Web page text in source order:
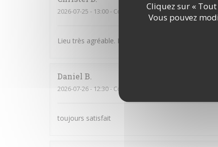
Cliquez sur «
Vous pouvez
2026-07-25 - 13:00 - Couverts 3
Lieu très agréable. Personnel souriant et à
Daniel B
2026-07-26- 12:30 - Couverts 2
toujours satisfait